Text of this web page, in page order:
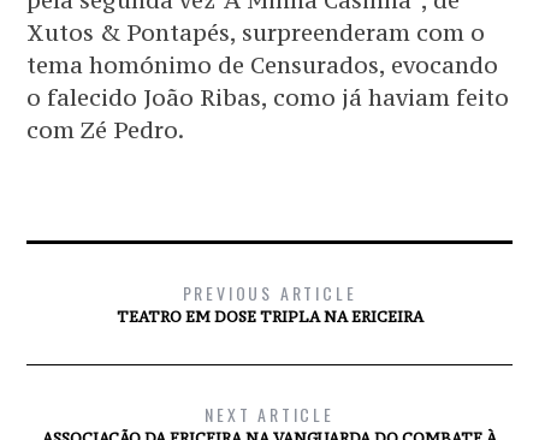
Xutos & Pontapés, surpreenderam com o
tema homónimo de Censurados, evocando
o falecido João Ribas, como já haviam feito
com Zé Pedro.
PREVIOUS ARTICLE
TEATRO EM DOSE TRIPLA NA ERICEIRA
NEXT ARTICLE